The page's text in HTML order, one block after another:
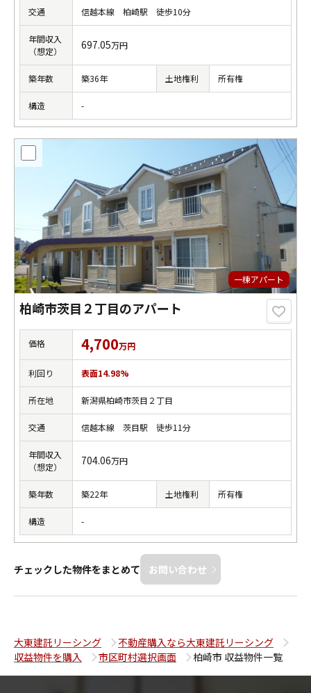
交通 信越本線 柏崎駅 徒歩10分
年間収入
（想定）
697.05万円
築年数 築36年 土地権利 所有権
構造 -
一棟アパート
柏崎市茨目２丁目のアパート
価格 4,700万円
利回り 表面14.98%
所在地 新潟県柏崎市茨目２丁目
交通 信越本線 茨目駅 徒歩11分
年間収入
（想定）
704.06万円
築年数 築22年 土地権利 所有権
構造 -
チェックした物件をまとめて お問い合わせ
大東建託リーシング
不動産購入なら大東建託リーシング
収益物件を購入
市区町村選択画面 柏崎市 収益物件一覧